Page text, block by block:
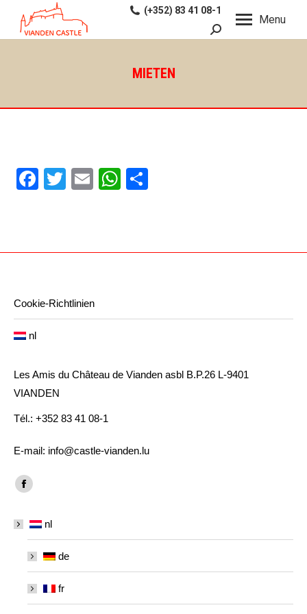
Menu
(+352) 83 41 08-1
Search:
MIETEN
Facebook
Twitter
EmailWhatsApp
Cookie-Richtlinien
nl
Les Amis du Château de Vianden asbl B.P.26 L-9401
VIANDEN
Tél.: +352 83 41 08-1
E-mail: info@castle-vianden.lu
Vind ons op:
Facebook
opens
new
window
nl
de
fr